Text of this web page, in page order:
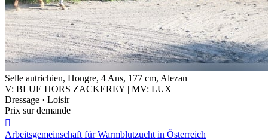
Selle autrichien, Hongre, 4 Ans, 177 cm, Alezan
V: BLUE HORS ZACKEREY | MV: LUX
Dressage · Loisir
Prix sur demande

Arbeitsgemeinschaft für Warmblutzucht in Österreich